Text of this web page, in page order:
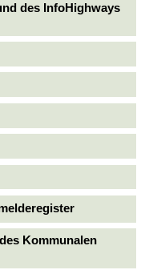
des InfoHighways
Kommunalen